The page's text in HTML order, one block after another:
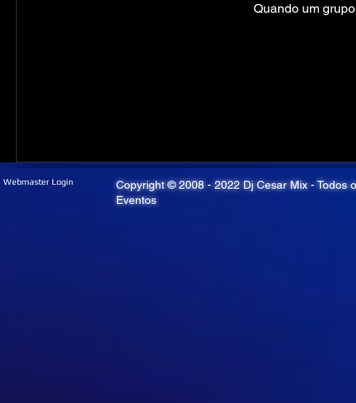
Quando um
Webmaster Login
Copyright © 2008 - 2022 Dj Cesar Mix - Todos
Eventos